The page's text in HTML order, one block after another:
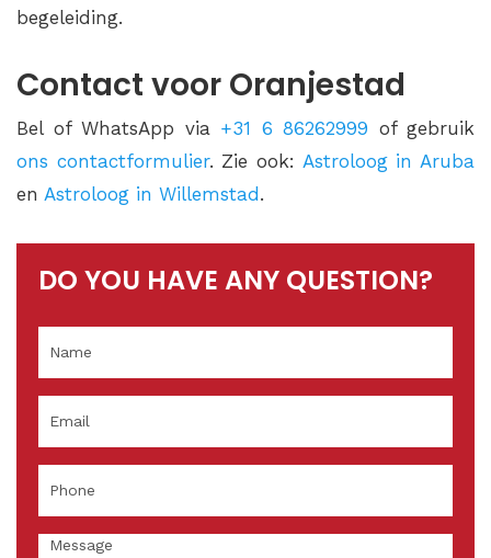
begeleiding.
Contact voor Oranjestad
Bel of WhatsApp via +31 6 86262999 of gebruik
ons contactformulier. Zie ook: Astroloog in Aruba
en Astroloog in Willemstad .
DO YOU HAVE ANY QUESTION?